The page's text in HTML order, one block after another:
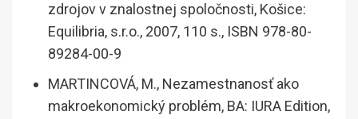
zdrojov v znalostnej spoločnosti, Košice:
Equilibria, s.r.o., 2007, 110 s., ISBN 978-80-
89284-00-9
MARTINCOVÁ, M., Nezamestnanosť ako
makroekonomický problém, BA: IURA Edition,